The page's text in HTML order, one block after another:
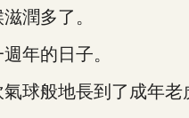
潤多了。
年的日子。
般地長到了成年老